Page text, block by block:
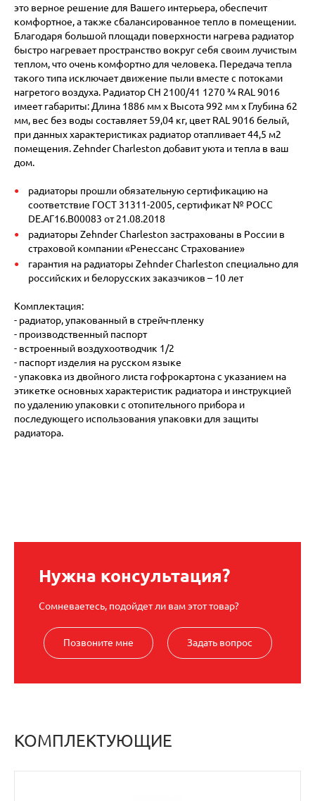
это верное решение для Вашего интерьера, обеспечит
комфортное, а также сбалансированное тепло в помещении.
Благодаря большой площади поверхности нагрева радиатор
быстро нагревает пространство вокруг себя своим лучистым
теплом, что очень комфортно для человека. Передача тепла
такого типа исключает движение пыли вместе с потоками
нагретого воздуха. Радиатор CH 2100/41 1270 ¾ RAL 9016
имеет габариты: Длина 1886 мм х Высота 992 мм х Глубина 62
мм, вес без воды составляет 59,04 кг, цвет RAL 9016 белый,
при данных характеристиках радиатор отапливает 44,5 м2
помещения. Zehnder Charleston добавит уюта и тепла в ваш
дом.
радиаторы прошли обязательную сертификацию на
соответствие ГОСТ 31311-2005, сертификат № POCC
DE.АГ16.В00083 от 21.08.2018
радиаторы Zehnder Charleston застрахованы в России в
страховой компании «Ренессанс Страхование»
гарантия на радиаторы Zehnder Charleston специально для
российских и белорусских заказчиков – 10 лет
Комплектация:
- радиатор, упакованный в стрейч-пленку
- производственный паспорт
- встроенный воздухоотводчик 1/2
- паспорт изделия на русском языке
- упаковка из двойного листа гофрокартона с указанием на
этикетке основных характеристик радиатора и инструкцией
по удалению упаковки с отопительного прибора и
последующего использования упаковки для защиты
радиатора.
Нужна консультация?
Сомневаетесь, подойдет ли вам этот товар?
Позвоните мне Задать вопрос
КОМПЛЕКТУЮЩИЕ